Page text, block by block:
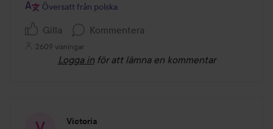
Översatt från polska
Gilla Kommentera
2609 visningar
Logga in för att lämna en kommentar
Victoria